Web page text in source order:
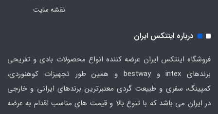
نقشه سایت
درباره اینتکس ایران
فروشگاه اینتکس ایران عرضه کننده انواع محصولات بادی و تفریحی
برندهای intex و bestway و همین طور تجهیزات کوهنوردی،
کمپینگ، سفری و طبیعت گردی معتبرترین برندهای ایرانی و خارجی
در ایران می باشد که با تنوع بالا و قیمت های مناسب اقدام به عرضه